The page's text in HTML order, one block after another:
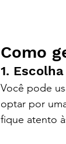
Como
1.
Você pode
optar por
fique atento